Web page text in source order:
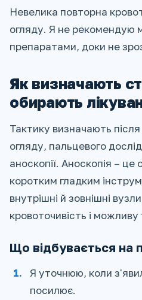
Невелика повторна
огляду. Я не рекомендую
препаратами, доки не
Як визначають
обирають
Тактику визначають
огляду, пальцевого
аноскопії. Аноскопія –
коротким гладким
внутрішні й зовнішні
кровоточивість і можливу
Що відбувається на
Я уточнюю, коли
посилює.